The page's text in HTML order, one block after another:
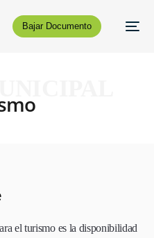
Bajar Documento
el turismo es la disponibilidad